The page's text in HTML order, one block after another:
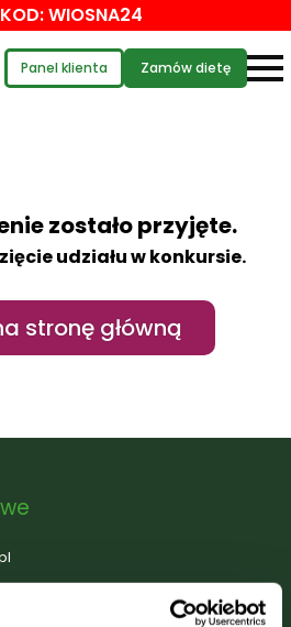
WIOSNA24
Panel klienta Zamów dietę
zostało przyjęte.
udziału w konkursie.
stronę główną